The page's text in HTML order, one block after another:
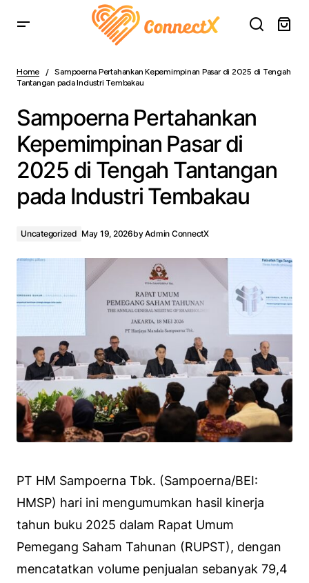
Tengah Tantangan pada Industri Tembakau
Home
Sampoerna Pertahankan Kepemimpinan Pasar di 2025 di Tengah
Tantangan pada Industri Tembakau
Sampoerna Pertahankan
Kepemimpinan Pasar di
2025 di Tengah Tantangan
pada Industri Tembakau
Uncategorized May 19, 2026byAdmin ConnectX
PT HM Sampoerna Tbk. (Sampoerna/BEI:
HMSP) hari ini mengumumkan hasil kinerja
tahun buku 2025 dalam Rapat Umum
Pemegang Saham Tahunan (RUPST), dengan
mencatatkan volume penjualan sebanyak 79,4